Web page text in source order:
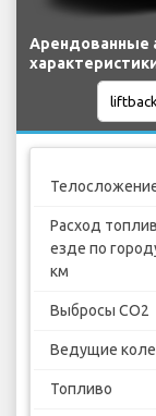
Арендованные
Расход
езде по
км
Выбросы CO2
Ведущие
Топливо